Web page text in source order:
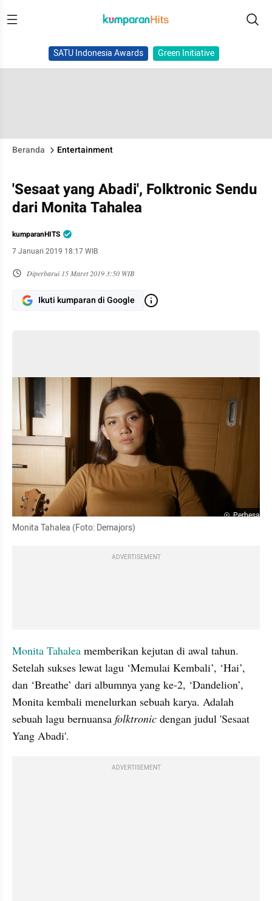
SATU Indonesia Awards Green Initiative
Beranda Entertainment
'Sesaat yang Abadi', Folktronic Sendu
dari Monita Tahalea
kumparanHITS
7 Januari 2019 18:17 WIB
Diperbarui 15 Maret 2019 3:50 WIB
Ikuti kumparan di Google
Perbesar
Monita Tahalea (Foto: Demajors)
ADVERTISEMENT
Monita Tahalea memberikan kejutan di awal tahun.
Setelah sukses lewat lagu ‘Memulai Kembali’, ‘Hai’,
dan ‘Breathe’ dari albumnya yang ke-2, ‘Dandelion’,
Monita kembali menelurkan sebuah karya. Adalah
sebuah lagu bernuansa folktronic dengan judul 'Sesaat
Yang Abadi'.
ADVERTISEMENT